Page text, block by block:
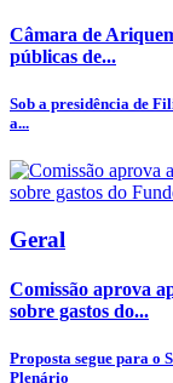
Câmara de
públicas de...
Sob a presidência de
a...
Geral
Comissão aprova
sobre gastos do...
Proposta segue para o
Plenário